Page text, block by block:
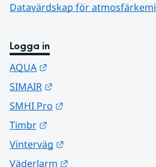
Datavärdskap för atmosfärkemi
Logga in
AQUA
SIMAIR
SMHI Pro
Timbr
Vinterväg
Väderlarm